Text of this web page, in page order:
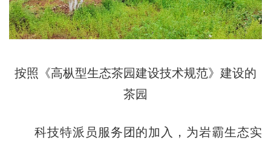
按照《高枞型生态茶园建设技术规范》建设的
茶园
科技特派员服务团的加入，为岩霸生态实